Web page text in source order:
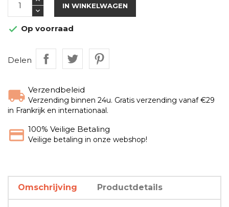
IN WINKELWAGEN
 Op voorraad
Delen
Verzendbeleid
Verzending binnen 24u. Gratis verzending vanaf €29
in Frankrijk en internationaal.
100% Veilige Betaling
Veilige betaling in onze webshop!
Omschrijving Productdetails